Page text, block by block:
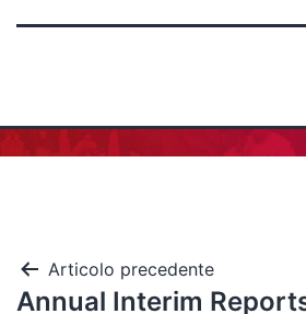
Articolo precedente
Annual Interim